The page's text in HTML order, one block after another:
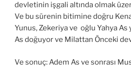
devletinin işgali altında olmak
Ve bu sürenin bitimine doğru
Yunus, Zekeriya ve oğlu Yahya As
As doğuyor ve Milattan Önceki
Ve sonuç: Adem As ve sonrası